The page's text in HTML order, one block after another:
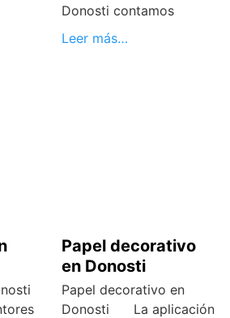
Donosti contamos
Leer más…
Papel decorativo
en Donosti
Papel decorativo en
Donosti La aplicación